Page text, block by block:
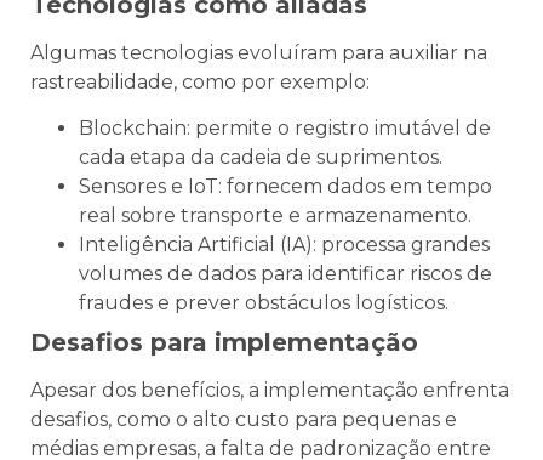
Algumas tecnologias evoluíram para auxiliar na
rastreabilidade, como por exemplo:
Blockchain: permite o registro imutável de
cada etapa da cadeia de suprimentos.
Sensores e IoT: fornecem dados em tempo
real sobre transporte e armazenamento.
Inteligência Artificial (IA): processa grandes
volumes de dados para identificar riscos de
fraudes e prever obstáculos logísticos.
Desafios para implementação
Apesar dos benefícios, a implementação enfrenta
desafios, como o alto custo para pequenas e
médias empresas, a falta de padronização entre